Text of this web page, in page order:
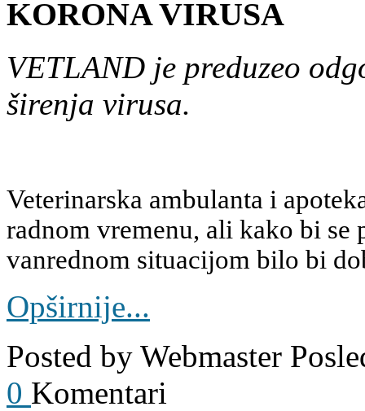
KORONA VIRUSA
VETLAND je preduzeo
širenja virusa.
Veterinarska ambulanta i
radnom vremenu, ali kako bi se
vanrednom situacijom bilo bi
Opširnije...
Posted by Webmaster
0 Komentari